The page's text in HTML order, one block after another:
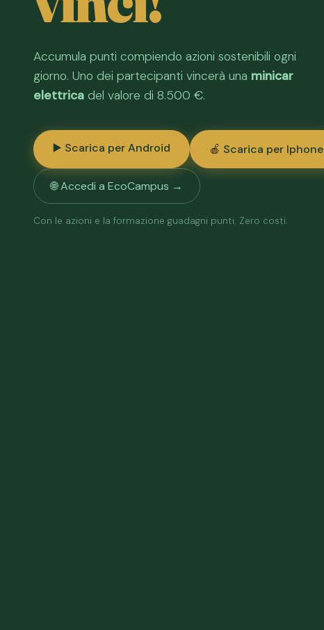
Accumula punti compiendo azioni sostenibili ogni
giorno. Uno dei partecipanti vincerà una minicar
elettrica del valore di 8.500 €.
▶️ Scarica per Android 🍎 Scarica per Iphone
🌐 Accedi a EcoCampus →
Con le azioni e la formazione guadagni punti. Zero costi.